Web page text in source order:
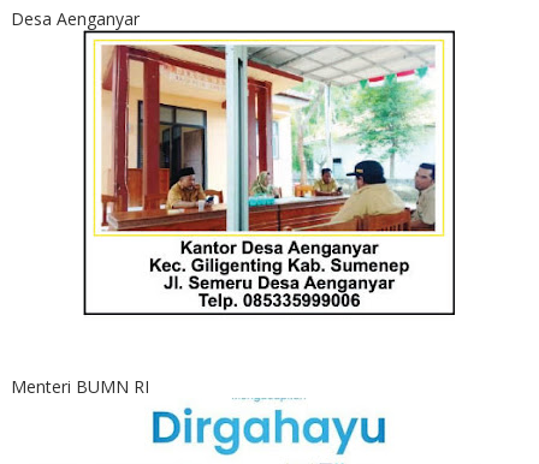
Desa Aenganyar
Menteri BUMN RI